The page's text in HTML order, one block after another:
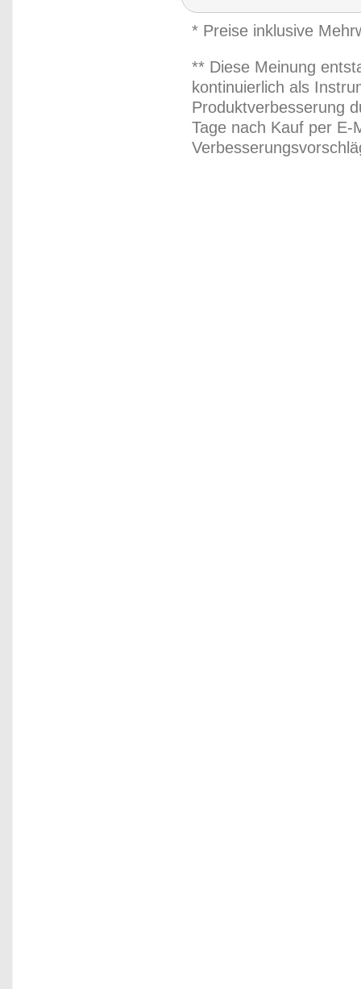
* Preise inklusive
** Diese Meinung
kontinuierlich als
Produktverbesserung
Tage nach Kauf per E-